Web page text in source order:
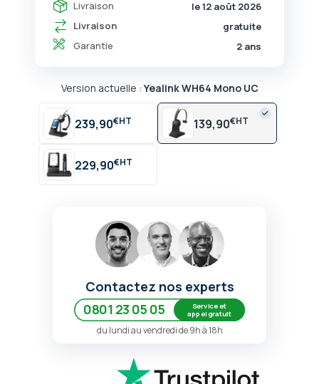
Livraison
le 12 août 2026
Livraison
gratuite
Garantie
2 ans
Version actuelle :Yealink WH64 Mono UC
239,90€ 139,90€
229,90€
Contactez nos experts
0801 23 05 05
Service et
appel gratuit
du lundi au vendredi de 9h à 18h